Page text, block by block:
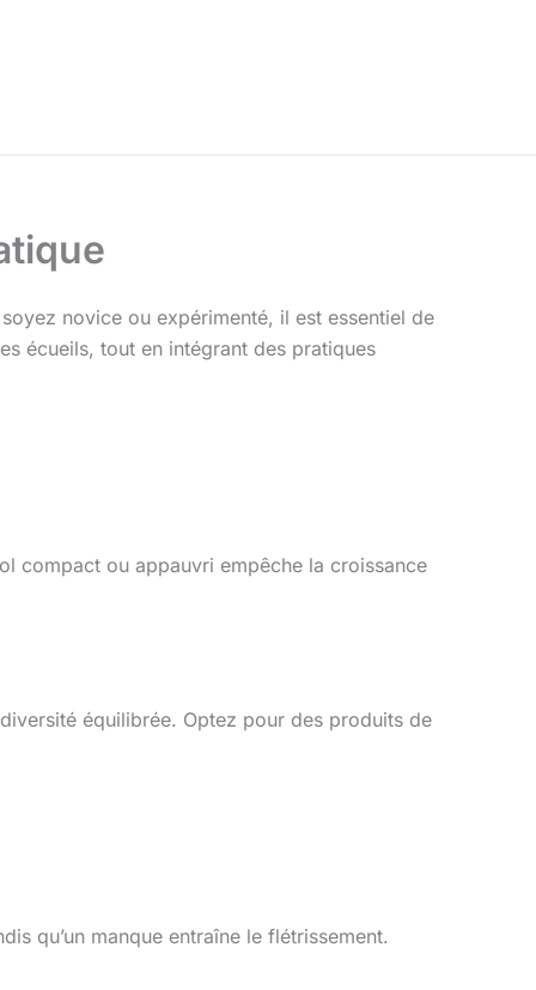
novice ou expérimenté, il est essentiel de
écueils, tout en intégrant des pratiques
compact ou appauvri empêche la croissance
équilibrée. Optez pour des produits de
qu’un manque entraîne le flétrissement.